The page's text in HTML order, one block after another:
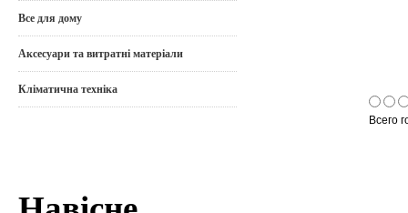
Всего
Все для дому
Аксесуари та витратні матеріали
Кліматична техніка